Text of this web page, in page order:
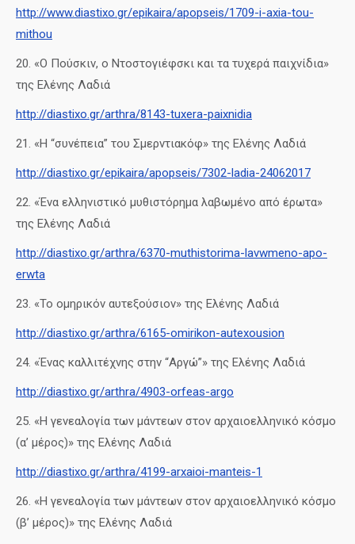
http://www.diastixo.gr/epikaira/apopseis/1709-i-axia-tou-
mithou
20. «Ο Πούσκιν, ο Ντοστογιέφσκι και τα τυχερά παιχνίδια»
της Ελένης Λαδιά
http://diastixo.gr/arthra/8143-tuxera-paixnidia
21. «Η “συνέπεια” του Σμερντιακόφ» της Ελένης Λαδιά
http://diastixo.gr/epikaira/apopseis/7302-ladia-24062017
22. «Ένα ελληνιστικό μυθιστόρημα λαβωμένο από έρωτα»
της Ελένης Λαδιά
http://diastixo.gr/arthra/6370-muthistorima-lavwmeno-apo-
erwta
23. «Το ομηρικόν αυτεξούσιον» της Ελένης Λαδιά
http://diastixo.gr/arthra/6165-omirikon-autexousion
24. «Ένας καλλιτέχνης στην “Αργώ”» της Ελένης Λαδιά
http://diastixo.gr/arthra/4903-orfeas-argo
25. «Η γενεαλογία των μάντεων στον αρχαιοελληνικό κόσμο
(α’ μέρος)» της Ελένης Λαδιά
http://diastixo.gr/arthra/4199-arxaioi-manteis-1
26. «Η γενεαλογία των μάντεων στον αρχαιοελληνικό κόσμο
(β’ μέρος)» της Ελένης Λαδιά